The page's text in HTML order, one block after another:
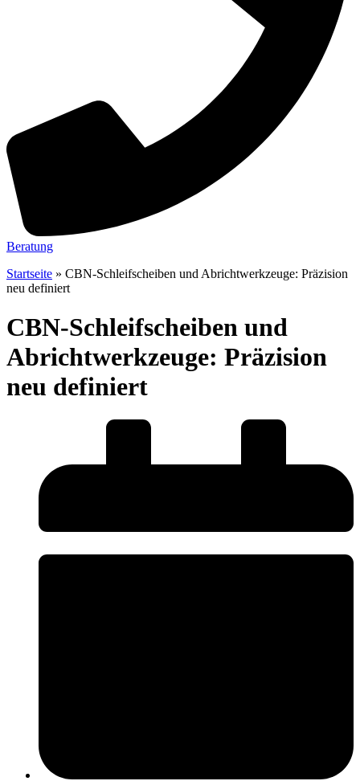
Beratung
Startseite » CBN-Schleifscheiben und Abrichtwerkzeuge: Präzision
neu definiert
CBN-Schleifscheiben und
Abrichtwerkzeuge: Präzision
neu definiert